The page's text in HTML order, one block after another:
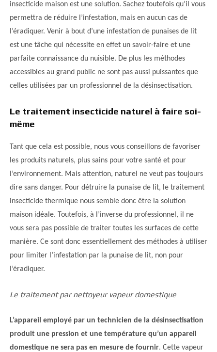
insecticide maison est une solution. Sachez toutefois qu’il vous
permettra de réduire l’infestation, mais en aucun cas de
l’éradiquer. Venir à bout d’une infestation de punaises de lit
est une tâche qui nécessite en effet un savoir-faire et une
parfaite connaissance du nuisible. De plus les méthodes
accessibles au grand public ne sont pas aussi puissantes que
celles utilisées par un professionnel de la désinsectisation.
Le traitement insecticide naturel à faire soi-
même
Tant que cela est possible, nous vous conseillons de favoriser
les produits naturels, plus sains pour votre santé et pour
l’environnement. Mais attention, naturel ne veut pas toujours
dire sans danger. Pour détruire la punaise de lit, le traitement
insecticide thermique nous semble donc être la solution
maison idéale. Toutefois, à l’inverse du professionnel, il ne
vous sera pas possible de traiter toutes les surfaces de cette
manière. Ce sont donc essentiellement des méthodes à utiliser
pour limiter l’infestation par la punaise de lit, non pour
l’éradiquer.
Le traitement par nettoyeur vapeur domestique
L’appareil employé par un technicien de la désinsectisation
produit une pression et une température qu’un appareil
domestique ne sera pas en mesure de fournir. Cette vapeur